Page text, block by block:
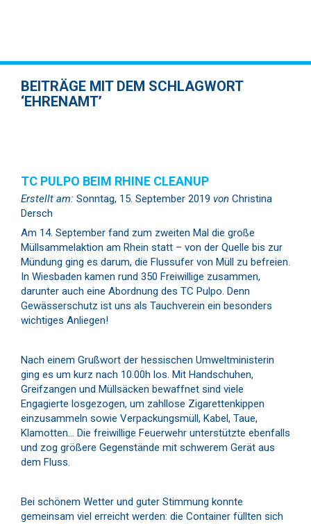
BEITRÄGE MIT DEM SCHLAGWORT
‘EHRENAMT’
TC PULPO BEIM RHINE CLEANUP
Erstellt am: Sonntag, 15. September 2019 von Christina
Dersch
Am 14. September fand zum zweiten Mal die große
Müllsammelaktion am Rhein statt – von der Quelle bis zur
Mündung ging es darum, die Flussufer von Müll zu befreien.
In Wiesbaden kamen rund 350 Freiwillige zusammen,
darunter auch eine Abordnung des TC Pulpo. Denn
Gewässerschutz ist uns als Tauchverein ein besonders
wichtiges Anliegen!
Nach einem Grußwort der hessischen Umweltministerin
ging es um kurz nach 10.00h los. Mit Handschuhen,
Greifzangen und Müllsäcken bewaffnet sind viele
Engagierte losgezogen, um zahllose Zigarettenkippen
einzusammeln sowie Verpackungsmüll, Kabel, Taue,
Klamotten… Die freiwillige Feuerwehr unterstützte ebenfalls
und zog größere Gegenstände mit schwerem Gerät aus
dem Fluss.
Bei schönem Wetter und guter Stimmung konnte
gemeinsam viel erreicht werden: die Container füllten sich